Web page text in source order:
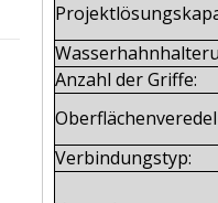
Anzahl der Griffe:
Verbindungstyp: